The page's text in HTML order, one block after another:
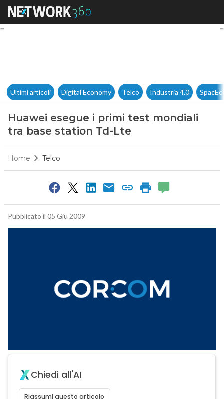
Huawei esegue i primi test
Ultimi articoli Digital Economy Telco Industria 4.0
Huawei esegue i primi test mondiali
tra base station Td-Lte
Home Telco
Pubblicato il 05 Giu 2009
Chiedi all'AI
Riassumi questo articolo